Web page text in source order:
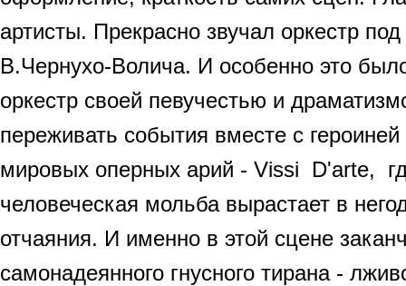
артисты. Прекрасно звучал оркестр
В.Чернухо-Волича. И особенно это
оркестр своей певучестью и
переживать события вместе с
мировых оперных арий - Vissi D'arte,
человеческая мольба вырастает в
отчаяния. И именно в этой сцене
самонадеянного гнусного тирана -